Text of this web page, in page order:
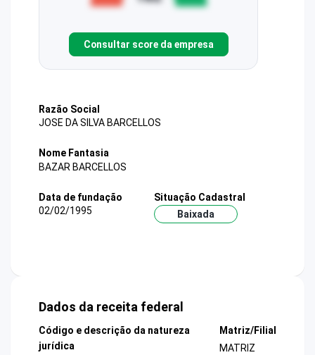
Consultar score da empresa
Razão Social
JOSE DA SILVA BARCELLOS
Nome Fantasia
BAZAR BARCELLOS
Data de fundação
02/02/1995
Situação Cadastral
Baixada
Dados da receita federal
Código e descrição da natureza
jurídica
Matriz/Filial
MATRIZ